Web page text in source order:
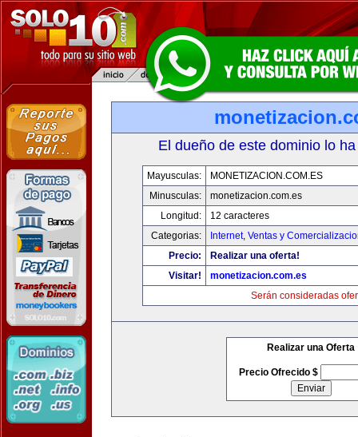
El dueño de este dominio lo
Mayusculas:
MONETIZACION.COM.ES
Minusculas:
monetizacion.com.es
Longitud:
12 caracteres
Categorias:
Internet, Ventas y
Precio:
Realizar una oferta!
Visitar!
monetizacion.com.es
Serán consideradas
Realizar una Oferta
Precio Ofrecido $